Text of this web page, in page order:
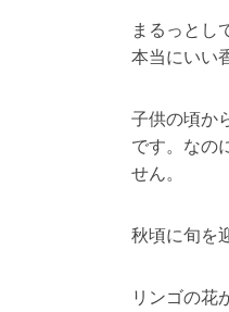
まるっとし
本当にいい
子供の頃か
です。なの
せん。
秋頃に旬を
リンゴの花